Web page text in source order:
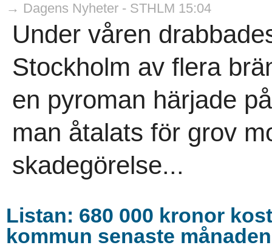
→ Dagens Nyheter - STHLM 15:04
Under våren
Stockholm av flera
en pyroman härjade
man åtalats för grov
skadegörelse...
Listan: 680 000 kronor
kommun senaste månaden